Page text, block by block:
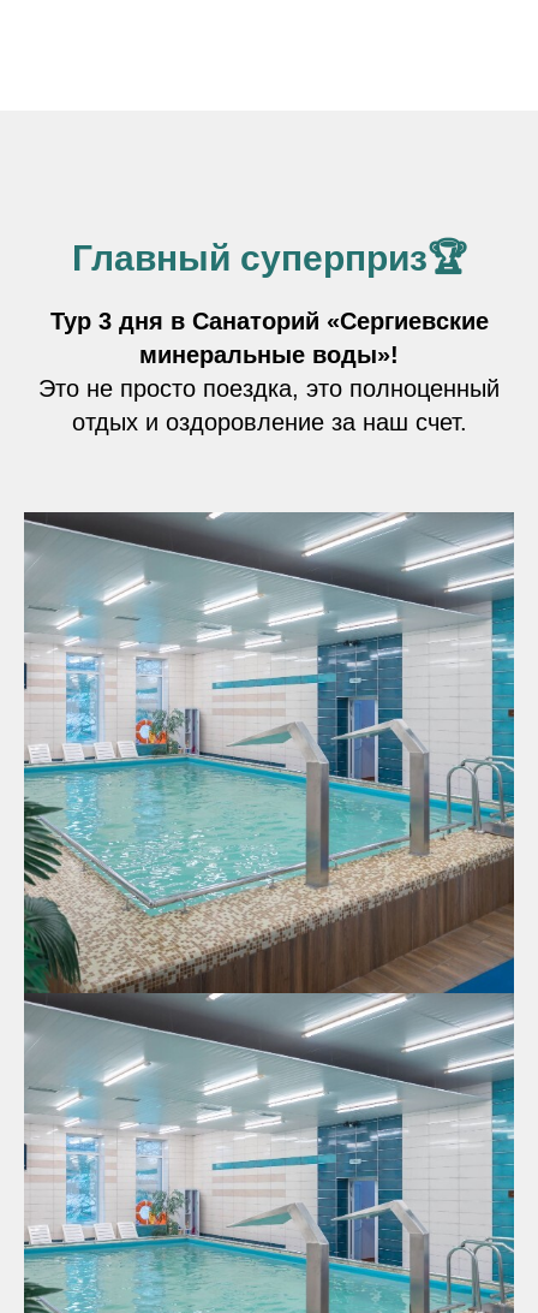
Главный суперприз🏆
Тур 3 дня в Санаторий «Сергиевские
минеральные воды»!
Это не просто поездка, это полноценный
отдых и оздоровление за наш счет.